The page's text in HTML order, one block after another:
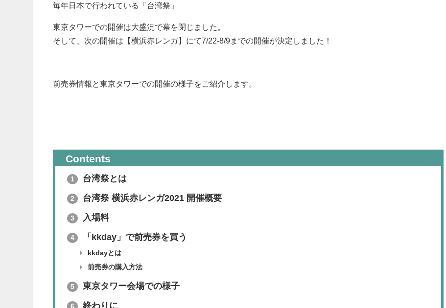
毎年日本で行われている「台湾祭」
東京タワーでの開催は大盛況で幕を閉じました。
そして、次の開催は【横浜赤レンガ】にて7/22-8/9までの開催が決定しました！
前売券情報と東京タワーでの開催の様子をご紹介します。
Contents
1 台湾祭とは
2 台湾祭 横浜赤レンガ2021 開催概要
3 入場料
4 「kkday」で前売券を買う
kkdayとは
前売券の購入方法
5 東京タワー会場での様子
6 終わりに